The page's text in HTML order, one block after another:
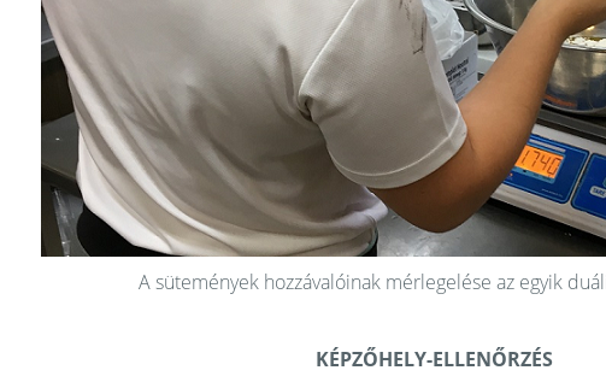
A sütemények hozzávalóinak mérlegelése az egyik
KÉPZŐHELY-ELLENŐRZÉS